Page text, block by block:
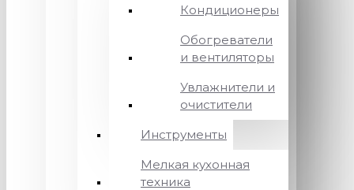
Кондиционеры
Обогреватели
и вентиляторы
Увлажнители и
очистители
Инструменты
Мелкая кухонная
техника